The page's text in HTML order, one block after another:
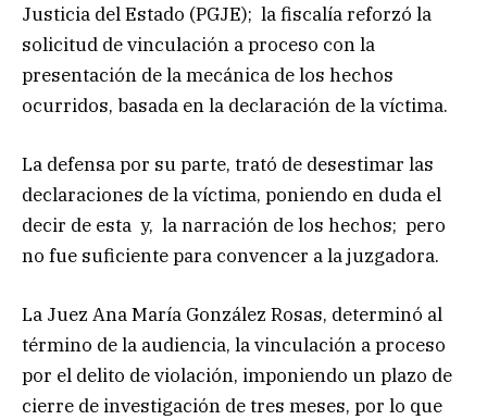
Justicia del Estado (PGJE); la fiscalía reforzó la
solicitud de vinculación a proceso con la
presentación de la mecánica de los hechos
ocurridos, basada en la declaración de la víctima.
La defensa por su parte, trató de desestimar las
declaraciones de la víctima, poniendo en duda el
decir de esta y, la narración de los hechos; pero
no fue suficiente para convencer a la juzgadora.
La Juez Ana María González Rosas, determinó al
término de la audiencia, la vinculación a proceso
por el delito de violación, imponiendo un plazo de
cierre de investigación de tres meses, por lo que